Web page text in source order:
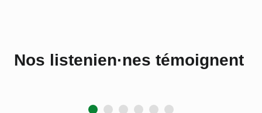
Nos listenien·nes témoignent